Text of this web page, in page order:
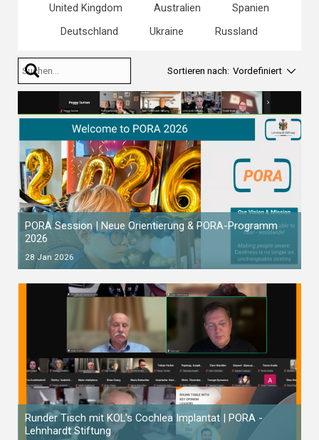
United Kingdom
Australien
Spanien
Deutschland
Ukraine Russland
Sortieren nach: Vordefiniert
PORA Session | Neue Orientierung & PORA-Programm
2026
28 Jan 2026
Runder Tisch mit KOL's Cochlea Implantat | PORA -
Lehnhardt Stiftung